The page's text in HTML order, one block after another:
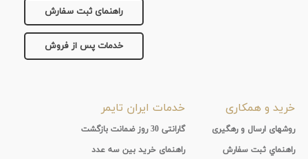
راهنمای ثبت سفارش
خدمات پس از فروش
خرید و همکاری
روشهای ارسال و رهگیری
راهنماي ثبت سفارش
خدمات ایران تایمر
گارانتی 30 روز ضمانت بازگشت
راهنمای خرید بین سه عدد